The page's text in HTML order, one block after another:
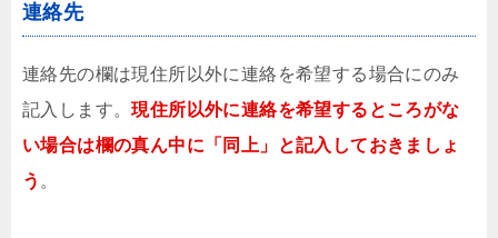
連絡先
連絡先の欄は現住所以外に連絡を希望する場合にのみ
記入します。現住所以外に連絡を希望するところがな
い場合は欄の真ん中に「同上」と記入しておきましょ
う 。